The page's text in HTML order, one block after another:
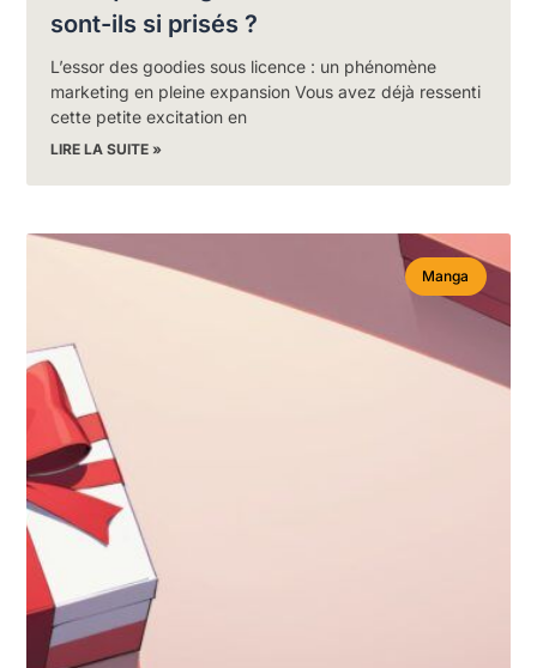
sont-ils si prisés ?
L’essor des goodies sous licence : un phénomène
marketing en pleine expansion Vous avez déjà ressenti
cette petite excitation en
LIRE LA SUITE »
Manga